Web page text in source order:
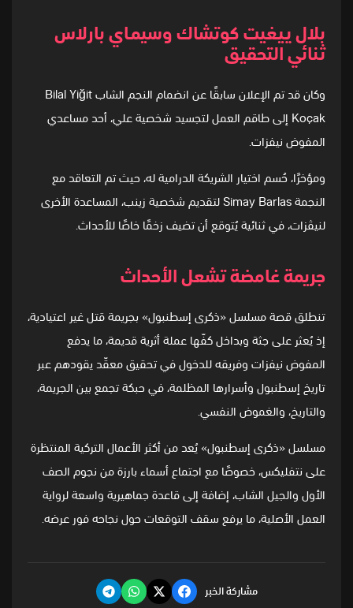
بلال ييغيت كوتشاك وسيمـاي بارلاس
ثنائي التحقيق
وكان قد تم الإعلان سابقًا عن انضمام النجم الشاب Bilal Yiğit
Koçak إلى طاقم العمل لتجسيد شخصية علي، أحد مساعدي
المفوض نيفزات.
ومؤخرًا، حُسم اختيار الشريكة الدرامية له، حيث تم التعاقد مع
النجمة Simay Barlas لتقديم شخصية زينب، المساعدة الأخرى
لنيڤزات، في ثنائية يُتوقع أن تضيف زخمًا خاصًا للأحداث.
جريمة غامضة تشعل الأحداث
تنطلق قصة مسلسل «ذكرى إسطنبول» بجريمة قتل غير اعتيادية،
إذ يُعثر على جثة وبداخل كفّها عملة أثرية قديمة، ما يدفع
المفوض نيفزات وفريقه للدخول في تحقيق معقّد يقودهم عبر
تاريخ إسطنبول وأسرارها المظلمة، في حبكة تجمع بين الجريمة،
والتاريخ، والغموض النفسي.
مسلسل «ذكرى إسطنبول» يُعد من أكثر الأعمال التركية المنتظرة
على نتفليكس، خصوصًا مع اجتماع أسماء بارزة من نجوم الصف
الأول والجيل الشاب، إضافة إلى قاعدة جماهيرية واسعة لرواية
العمل الأصلية، ما يرفع سقف التوقعات حول نجاحه فور عرضه.
مشاركة الخبر